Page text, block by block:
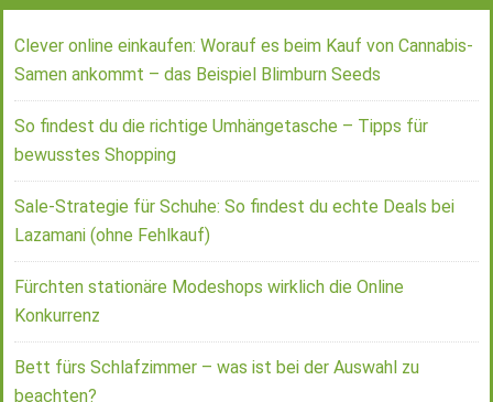
Clever online einkaufen: Worauf es beim Kauf von Cannabis-
Samen ankommt – das Beispiel Blimburn Seeds
So findest du die richtige Umhängetasche – Tipps für
bewusstes Shopping
Sale-Strategie für Schuhe: So findest du echte Deals bei
Lazamani (ohne Fehlkauf)
Fürchten stationäre Modeshops wirklich die Online
Konkurrenz
Bett fürs Schlafzimmer – was ist bei der Auswahl zu
beachten?